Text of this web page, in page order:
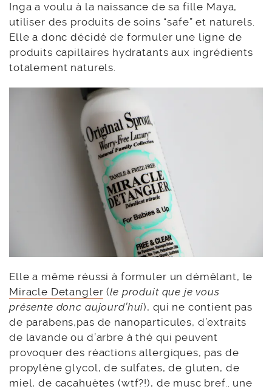
Inga a voulu à la naissance de sa fille Maya,
utiliser des produits de soins “safe” et naturels.
Elle a donc décidé de formuler une ligne de
produits capillaires hydratants aux ingrédients
totalement naturels.
Elle a même réussi à formuler un démêlant, le
Miracle Detangler (le produit que je vous
présente donc aujourd’hui), qui ne contient pas
de parabens,pas de nanoparticules, d’extraits
de lavande ou d’arbre à thé qui peuvent
provoquer des réactions allergiques, pas de
propylène glycol, de sulfates, de gluten, de
miel, de cacahuètes (wtf?!), de musc bref.. une